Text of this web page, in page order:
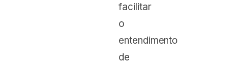
facilitar
o
entendimento
de